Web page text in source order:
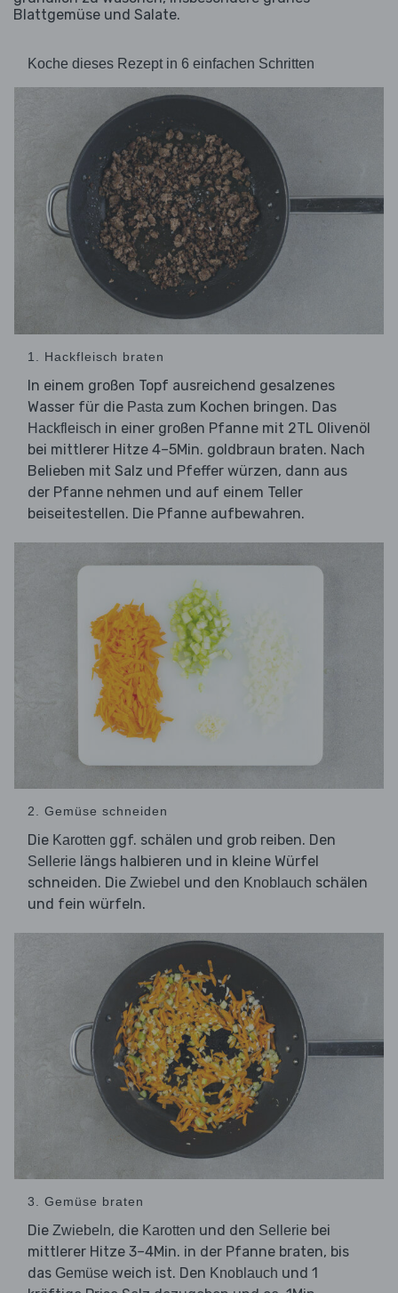
Blattgemüse und Salate.
Koche dieses Rezept in 6 einfachen Schritten
1. Hackfleisch braten
In einem großen Topf ausreichend gesalzenes
Wasser für die Pasta zum Kochen bringen. Das
Hackfleisch in einer großen Pfanne mit 2TL Olivenöl
bei mittlerer Hitze 4–5Min. goldbraun braten. Nach
Belieben mit Salz und Pfeffer würzen, dann aus
der Pfanne nehmen und auf einem Teller
beiseitestellen. Die Pfanne aufbewahren.
2. Gemüse schneiden
Die Karotten ggf. schälen und grob reiben. Den
Sellerie längs halbieren und in kleine Würfel
schneiden. Die Zwiebel und den Knoblauch schälen
und fein würfeln.
3. Gemüse braten
Die Zwiebeln, die Karotten und den Sellerie bei
mittlerer Hitze 3–4Min. in der Pfanne braten, bis
das Gemüse weich ist. Den Knoblauch und 1